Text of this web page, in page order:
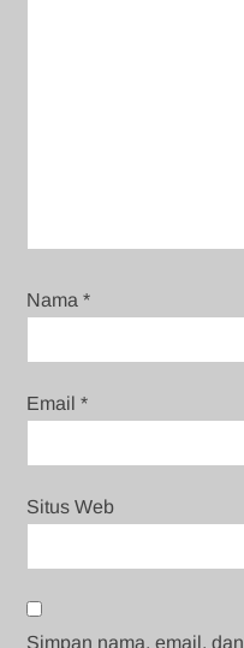
Nama*
Email*
Situs Web
Simpan nama, email, dan